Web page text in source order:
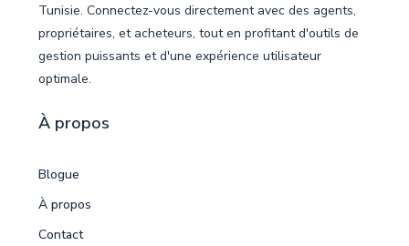
Tunisie. Connectez-vous directement avec des agents,
propriétaires, et acheteurs, tout en profitant d'outils de
gestion puissants et d'une expérience utilisateur
optimale.
À propos
Blogue
À propos
Contact